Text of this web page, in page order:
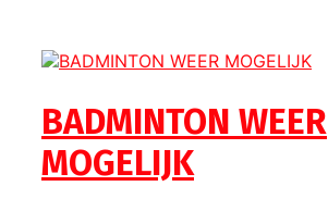
BADMINTON WEER
MOGELIJK